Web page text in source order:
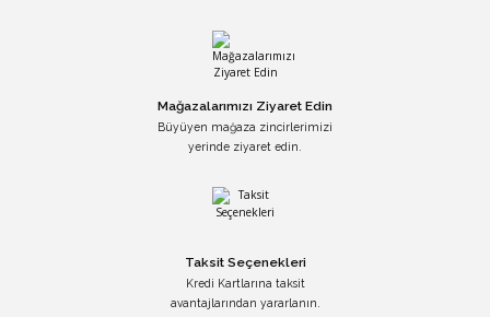
Mağazalarımızı Ziyaret Edin
Büyüyen mağaza zincirlerimizi
yerinde ziyaret edin.
Taksit Seçenekleri
Kredi Kartlarına taksit
avantajlarından yararlanın.